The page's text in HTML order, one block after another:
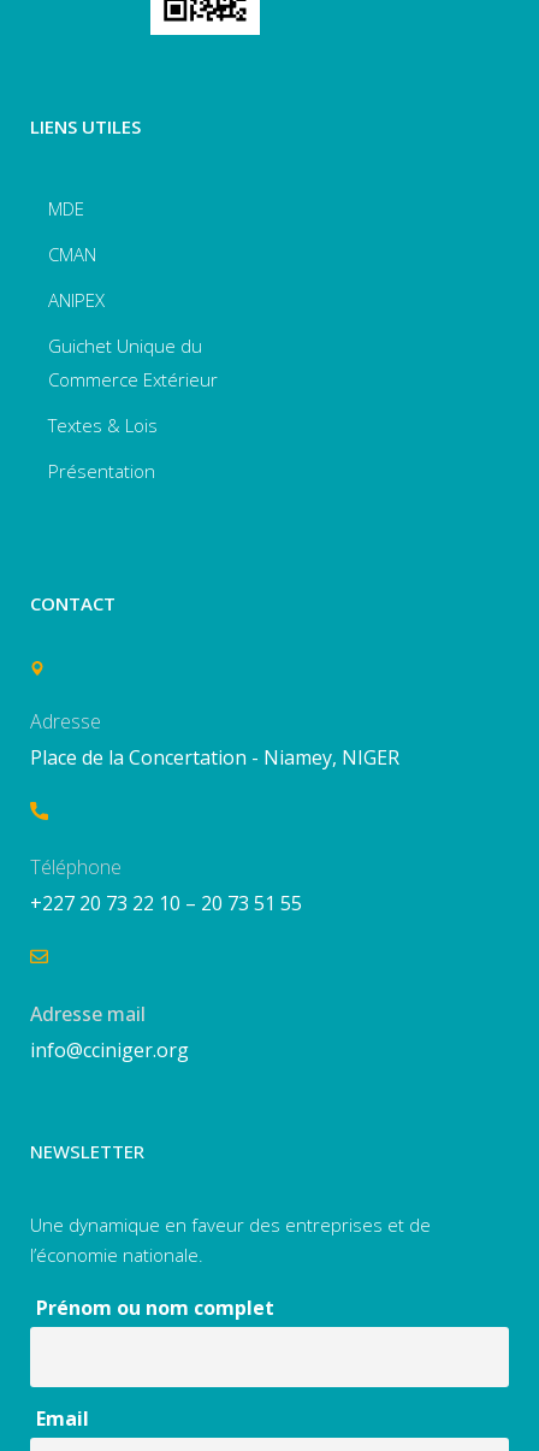
LIENS UTILES
MDE
CMAN
ANIPEX
Guichet Unique du
Commerce Extérieur
Textes & Lois
Présentation
CONTACT
Adresse
Place de la Concertation - Niamey, NIGER
Téléphone
+227 20 73 22 10 – 20 73 51 55
Adresse mail
info@cciniger.org
NEWSLETTER
Une dynamique en faveur des entreprises et de
l’économie nationale.
Prénom ou nom complet
Email